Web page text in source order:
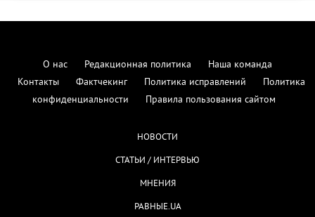
О нас Редакционная политика
Наша команда
Контакты
Фактчекинг Политика исправлений
Политика
конфиденциальности
Правила пользования сайтом
НОВОСТИ
СТАТЬИ / ИНТЕРВЬЮ
МНЕНИЯ
РАВНЫЕ.UA